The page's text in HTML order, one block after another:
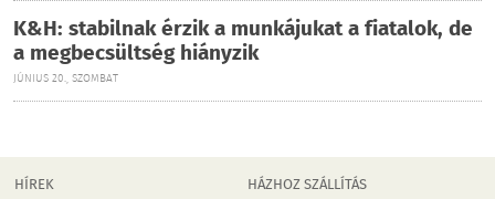
K&H: stabilnak érzik a munkájukat a fiatalok, de
a megbecsültség hiányzik
JÚNIUS 20., SZOMBAT
HÍREK HÁZHOZ SZÁLLÍTÁS